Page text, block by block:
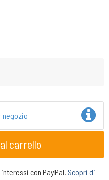
carrello
con PayPal. Scopri di